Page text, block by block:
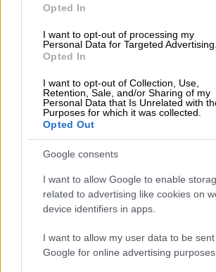
Opted In
I want to opt-out of processing my
Personal Data for Targeted Advertising.
Opted In
I want to opt-out of Collection, Use,
Retention, Sale, and/or Sharing of my
Personal Data that Is Unrelated with
Purposes for which it was collected.
Opted Out
Google consents
I want to allow Google to enable
related to advertising like cookies on
device identifiers in apps.
I want to allow my user data to be
Google for online advertising purposes.
Αθλητισμός|18.06.2024 21:15
Euro 2024: Με τη σφραγίδα
kid Αρντά Γκιουλέρ η
Γεωργία σε απίθανη ματσάρα!
Τέσσερα γκολ, δύο δοκάρια
μέχρι το τελευταίο